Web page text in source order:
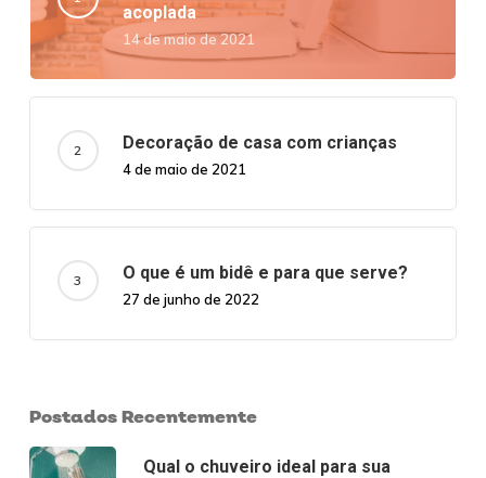
acoplada
14 de maio de 2021
Decoração de casa com crianças
4 de maio de 2021
O que é um bidê e para que serve?
27 de junho de 2022
Postados Recentemente
Qual o chuveiro ideal para sua